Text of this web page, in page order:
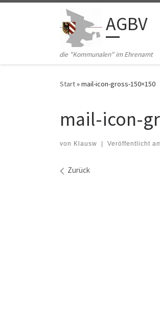
Zum Inhalt springen AGBV
die "Kommunalen" im Ehrenamt
Start»mail-icon-gross-150×150
mail-icon-
von Klausw Veröffentlicht
Bilder
Zurück